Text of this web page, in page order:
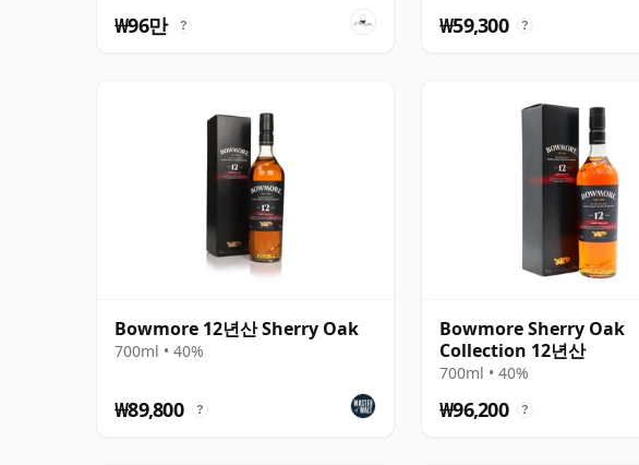
₩96만 ? ₩59,300 ?
Bowmore 12년산 Sherry Oak
700ml • 40%
₩89,800 ?
Bowmore Sherry Oak
Collection 12년산
700ml • 40%
₩96,200 ?